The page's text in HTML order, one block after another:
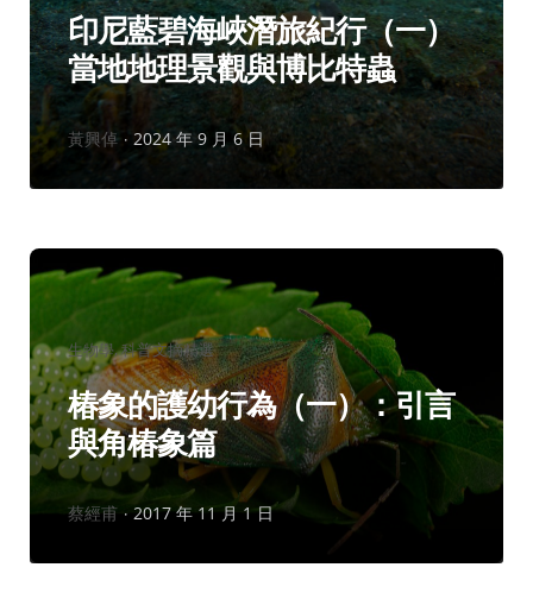
印尼藍碧海峽潛旅紀行（一）
當地地理景觀與博比特蟲
作
黃興倬 2024 年 9 月 6 日
分
類：
生物學 科普文摘精選
椿象的護幼行為（一）：引言
與角椿象篇
作
蔡經甫 2017 年 11 月 1 日